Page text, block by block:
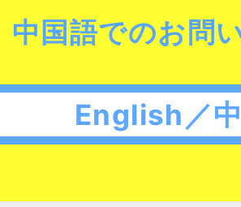
国語でのお問
English／